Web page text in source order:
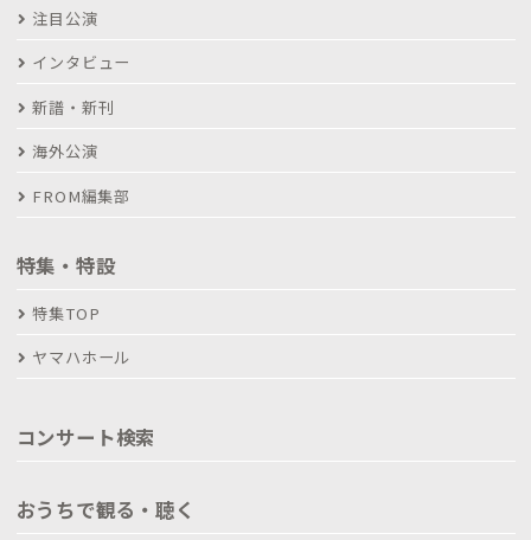
注目公演
インタビュー
新譜・新刊
海外公演
FROM編集部
特集・特設
特集TOP
ヤマハホール
コンサート検索
おうちで観る・聴く